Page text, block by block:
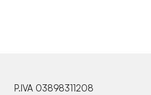
P.IVA 03898311208